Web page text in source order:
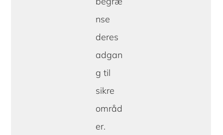
nse
deres
adgan
g til
sikre
områd
er.